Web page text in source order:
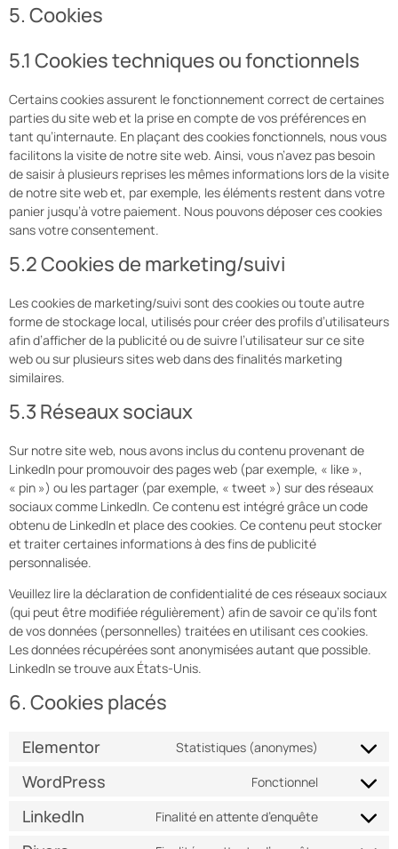
5. Cookies
5.1 Cookies techniques ou fonctionnels
Certains cookies assurent le fonctionnement correct de certaines
parties du site web et la prise en compte de vos préférences en
tant qu’internaute. En plaçant des cookies fonctionnels, nous vous
facilitons la visite de notre site web. Ainsi, vous n’avez pas besoin
de saisir à plusieurs reprises les mêmes informations lors de la visite
de notre site web et, par exemple, les éléments restent dans votre
panier jusqu’à votre paiement. Nous pouvons déposer ces cookies
sans votre consentement.
5.2 Cookies de marketing/suivi
Les cookies de marketing/suivi sont des cookies ou toute autre
forme de stockage local, utilisés pour créer des profils d’utilisateurs
afin d’afficher de la publicité ou de suivre l’utilisateur sur ce site
web ou sur plusieurs sites web dans des finalités marketing
similaires.
5.3 Réseaux sociaux
Sur notre site web, nous avons inclus du contenu provenant de
LinkedIn pour promouvoir des pages web (par exemple, « like »,
« pin ») ou les partager (par exemple, « tweet ») sur des réseaux
sociaux comme LinkedIn. Ce contenu est intégré grâce un code
obtenu de LinkedIn et place des cookies. Ce contenu peut stocker
et traiter certaines informations à des fins de publicité
personnalisée.
Veuillez lire la déclaration de confidentialité de ces réseaux sociaux
(qui peut être modifiée régulièrement) afin de savoir ce qu’ils font
de vos données (personnelles) traitées en utilisant ces cookies.
Les données récupérées sont anonymisées autant que possible.
LinkedIn se trouve aux États-Unis.
6. Cookies placés
Elementor Statistiques (anonymes)
WordPress Fonctionnel
LinkedIn Finalité en attente d’enquête